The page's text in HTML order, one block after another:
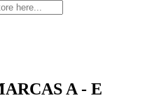
A - E